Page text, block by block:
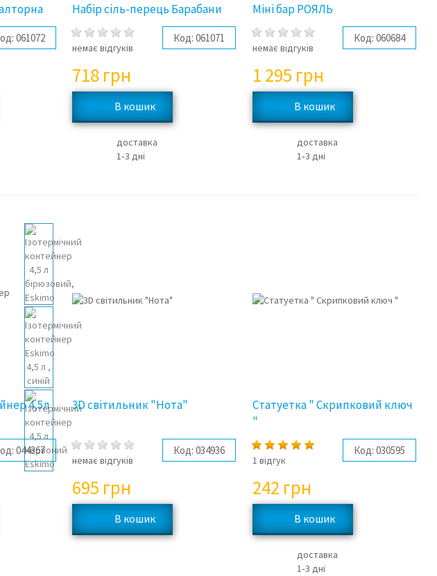
061072
Набір сіль-перець Барабани
немає відгуків
Код: 061071
718 грн
доставка
1‑3 дні
Міні бар РОЯЛЬ
немає відгуків
Код: 060684
1 295 грн
доставка
1‑3 дні
4,5л
044367
3D світильник "Нота"
немає відгуків
Код: 034936
695 грн
Статуетка " Скрипковий ключ
"
1 відгук
Код: 030595
242 грн
доставка
1‑3 дні